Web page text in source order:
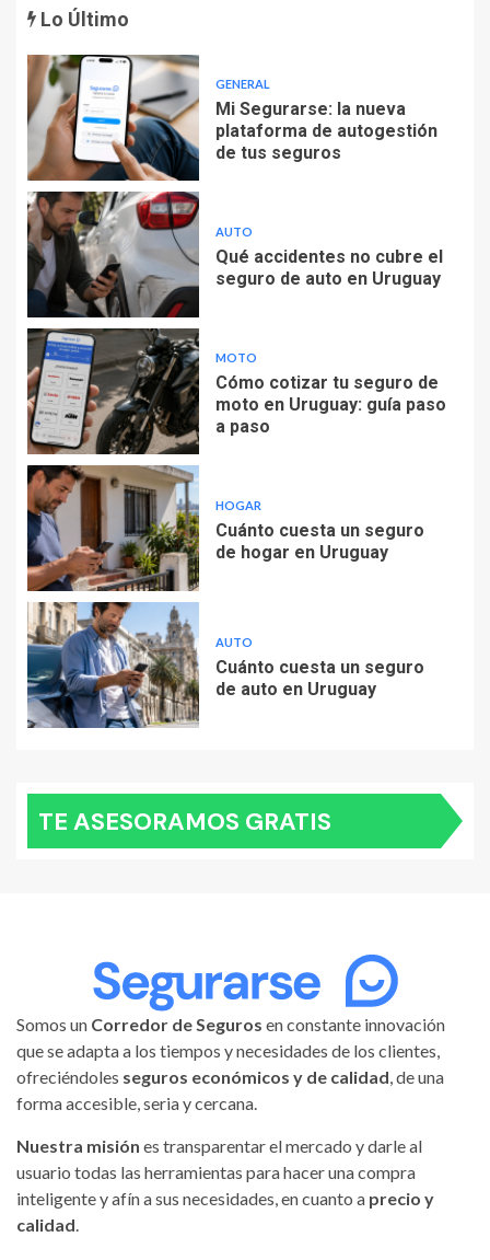
Lo Último
GENERAL
Mi Segurarse: la nueva
plataforma de autogestión
de tus seguros
AUTO
Qué accidentes no cubre el
seguro de auto en Uruguay
MOTO
Cómo cotizar tu seguro de
moto en Uruguay: guía paso
a paso
HOGAR
Cuánto cuesta un seguro
de hogar en Uruguay
AUTO
Cuánto cuesta un seguro
de auto en Uruguay
TE ASESORAMOS GRATIS
Somos un Corredor de Seguros en constante innovación
que se adapta a los tiempos y necesidades de los clientes,
ofreciéndoles seguros económicos y de calidad, de una
forma accesible, seria y cercana.
Nuestra misión es transparentar el mercado y darle al
usuario todas las herramientas para hacer una compra
inteligente y afín a sus necesidades, en cuanto a precio y
calidad.